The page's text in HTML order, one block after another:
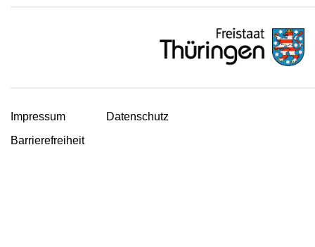
Impressum
Datenschutz
Barrierefreiheit